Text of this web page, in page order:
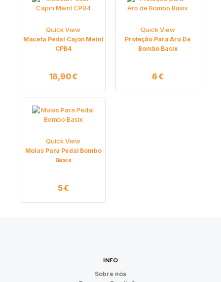
Quick View
Maceta Pedal Cajon Meinl
CPB4
16,90€
Quick View
Proteção Para Aro De
Bombo Basix
6€
Quick View
Molas Para Pedal Bombo
Basix
5€
INFO
Sobre nós